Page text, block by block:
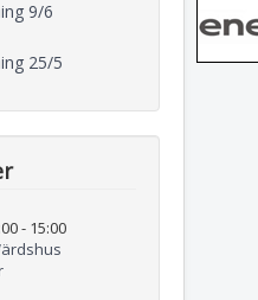
9/6
25/5
- 15:00